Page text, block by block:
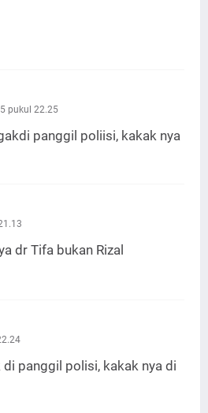
pukul 22.25
panggil poliisi, kakak nya
dr Tifa bukan Rizal
panggil polisi, kakak nya di